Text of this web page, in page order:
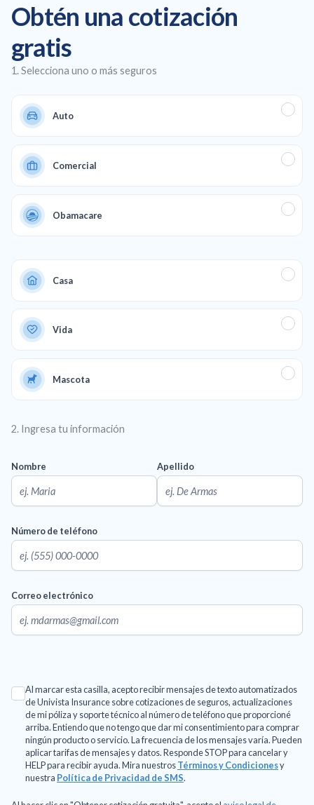
comercial y de vida para garantizar una protección total en
todos los aspectos de su vida y su negocio.
Obtén una cotización
gratis
1. Selecciona uno o más seguros
Auto
Comercial
Obamacare
Casa
Vida
Mascota
2. Ingresa tu información
Nombre Apellido
Número de teléfono
Correo electrónico
Al marcar esta casilla, acepto recibir mensajes de texto automatizados
de Univista Insurance sobre cotizaciones de seguros, actualizaciones
de mi póliza y soporte técnico al número de teléfono que proporcioné
arriba. Entiendo que no tengo que dar mi consentimiento para comprar
ningún producto o servicio. La frecuencia de los mensajes varía. Pueden
aplicar tarifas de mensajes y datos. Responde STOP para cancelar y
HELP para recibir ayuda. Mira nuestrosTérminos y Condicionesy
nuestra Política de Privacidad de SMS.